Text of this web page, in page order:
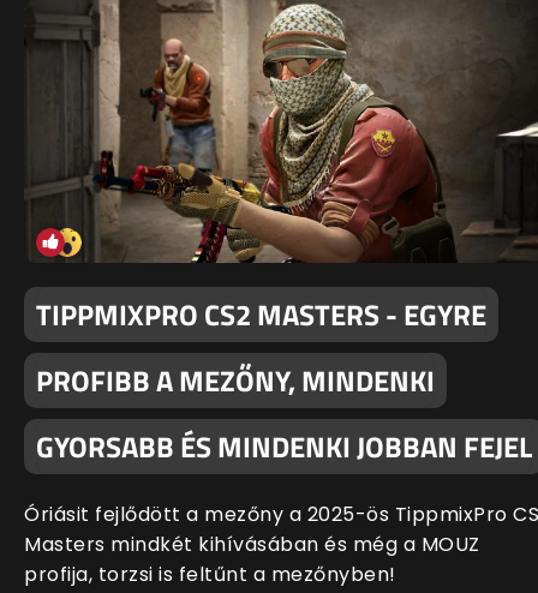
TIPPMIXPRO CS2 MASTERS - EGYRE
PROFIBB A MEZŐNY, MINDENKI
GYORSABB ÉS MINDENKI JOBBAN FEJEL
Óriásit fejlődött a mezőny a 2025-ös TippmixPro
Masters mindkét kihívásában és még a MOUZ
profija, torzsi is feltűnt a mezőnyben!